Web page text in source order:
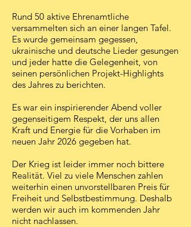
Rund 50 aktive Ehrenamtliche
versammelten sich an einer langen Tafel.
Es wurde gemeinsam gegessen,
ukrainische und deutsche Lieder gesungen
und jeder hatte die Gelegenheit, von
seinen persönlichen Projekt-Highlights
des Jahres zu berichten.
Es war ein inspirierender Abend voller
gegenseitigem Respekt, der uns allen
Kraft und Energie für die Vorhaben im
neuen Jahr 2026 gegeben hat.
Der Krieg ist leider immer noch bittere
Realität. Viel zu viele Menschen zahlen
weiterhin einen unvorstellbaren Preis für
Freiheit und Selbstbestimmung. Deshalb
werden wir auch im kommenden Jahr
nicht nachlassen.